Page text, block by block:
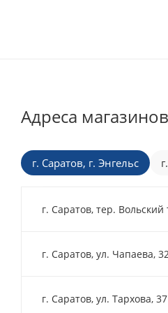
Адреса магазинов
г. Саратов, г. Энгельс
г. Саратов, тер. Вольский
г. Саратов, ул. Чапаева,
г. Саратов, ул. Тархова, 37